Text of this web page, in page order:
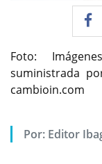
Foto:
suministrada
cambioin.com
Por: Editor